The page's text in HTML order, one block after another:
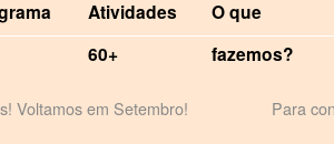
Atividades
60+
O que
fazemos?
Voltamos em Setembro! Para